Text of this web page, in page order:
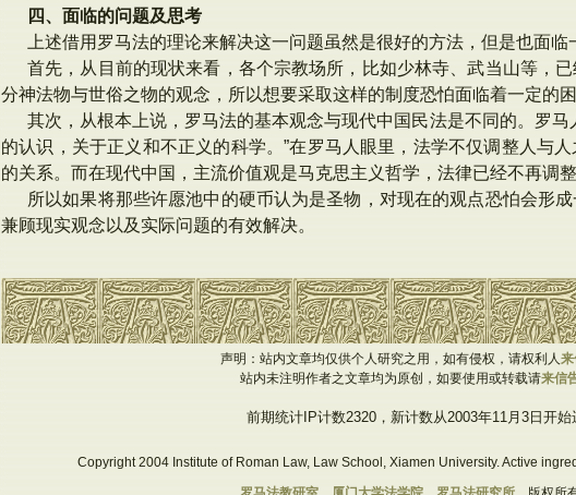
四、面临的问题及思考
上述借用罗马法的理论来解决这一问题虽然是很好的方法，但是也面临
首先，从目前的现状来看，各个宗教场所，比如少林寺、武当山等，
分神法物与世俗之物的观念，所以想要采取这样的制度恐怕面临着一定的困
其次，从根本上说，罗马法的基本观念与现代中国民法是不同的。罗马
的认识，关于正义和不正义的科学。”在罗马人眼里，法学不仅调整人与
的关系。而在现代中国，主流价值观是马克思主义哲学，法律已经不再调
所以如果将那些许愿池中的硬币认为是圣物，对现在的观点恐怕会形
兼顾现实观念以及实际问题的有效解决。
声明：站内文章均仅供个人研究之用，如有侵权，请权利人
站内未注明作者之文章均为原创，如要使用或转载请来信
前期统计IP计数2320，新计数从2003年11月3日开始
Copyright 2004 Institute of Roman Law, Law School, Xiamen University. Active